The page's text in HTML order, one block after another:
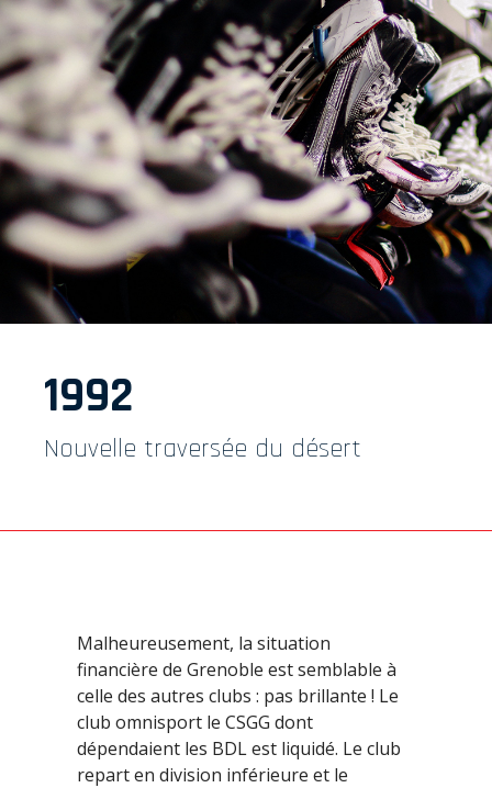
1992
Nouvelle traversée du désert
Malheureusement, la situation
financière de Grenoble est semblable à
celle des autres clubs : pas brillante ! Le
club omnisport le CSGG dont
dépendaient les BDL est liquidé. Le club
repart en division inférieure et le